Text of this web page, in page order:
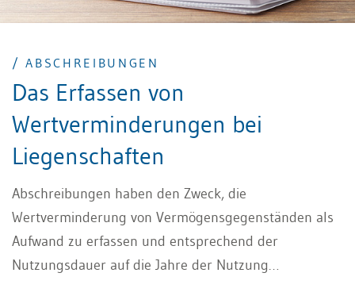
/ ABSCHREIBUNGEN
Das Erfassen von
Wertverminderungen bei
Liegenschaften
Abschreibungen haben den Zweck, die
Wertverminderung von Vermögensgegenständen als
Aufwand zu erfassen und entsprechend der
Nutzungsdauer auf die Jahre der Nutzung